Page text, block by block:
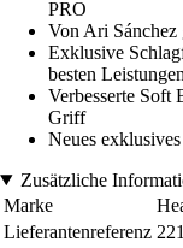
PRO
Von Ari Sánchez
Exklusive
besten
Verbesserte Soft
Griff
Neues
Zusätzliche
Marke
Lieferantenreferenz